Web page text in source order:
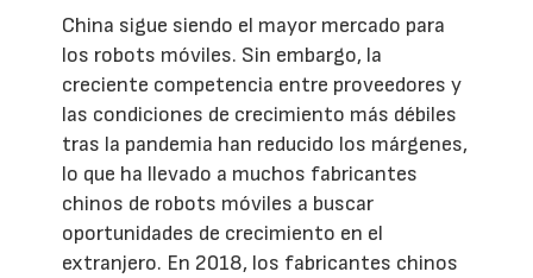
China sigue siendo el mayor mercado para
los robots móviles. Sin embargo, la
creciente competencia entre proveedores y
las condiciones de crecimiento más débiles
tras la pandemia han reducido los márgenes,
lo que ha llevado a muchos fabricantes
chinos de robots móviles a buscar
oportunidades de crecimiento en el
extranjero. En 2018, los fabricantes chinos